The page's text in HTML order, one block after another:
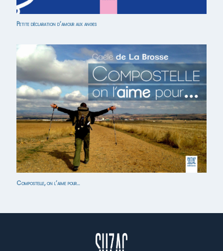
Petite déclaration d’amour aux anges
Compostelle, on l’aime pour…